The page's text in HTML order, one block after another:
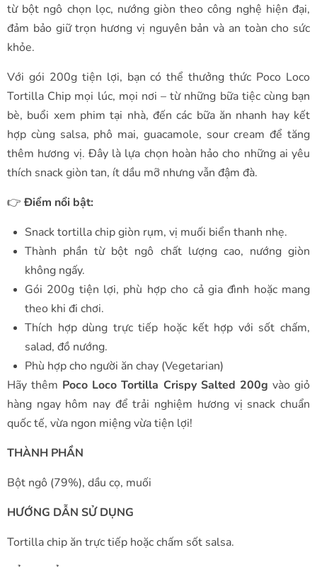
từ bột ngô chọn lọc, nướng giòn theo công nghệ hiện đại,
đảm bảo giữ trọn hương vị nguyên bản và an toàn cho sức
khỏe.
Với gói 200g tiện lợi, bạn có thể thưởng thức Poco Loco
Tortilla Chip mọi lúc, mọi nơi – từ những bữa tiệc cùng bạn
bè, buổi xem phim tại nhà, đến các bữa ăn nhanh hay kết
hợp cùng salsa, phô mai, guacamole, sour cream để tăng
thêm hương vị. Đây là lựa chọn hoàn hảo cho những ai yêu
thích snack giòn tan, ít dầu mỡ nhưng vẫn đậm đà.
👉Điểm nổi bật:
Snack tortilla chip giòn rụm, vị muối biển thanh nhẹ.
Thành phần từ bột ngô chất lượng cao, nướng giòn
không ngấy.
Gói 200g tiện lợi, phù hợp cho cả gia đình hoặc mang
theo khi đi chơi.
Thích hợp dùng trực tiếp hoặc kết hợp với sốt chấm,
salad, đồ nướng.
Phù hợp cho người ăn chay (Vegetarian)
Hãy thêm Poco Loco Tortilla Crispy Salted 200g vào giỏ
hàng ngay hôm nay để trải nghiệm hương vị snack chuẩn
quốc tế, vừa ngon miệng vừa tiện lợi!
THÀNH PHẦN
Bột ngô (79%), dầu cọ, muối
HƯỚNG DẪN SỬ DỤNG
Tortilla chip ăn trực tiếp hoặc chấm sốt salsa.